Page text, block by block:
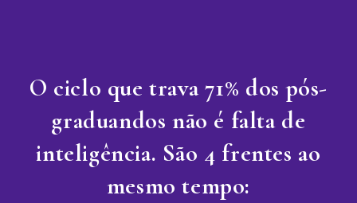
O ciclo que trava 71% dos pós-
graduandos não é falta de
inteligência. São 4 frentes ao
mesmo tempo: